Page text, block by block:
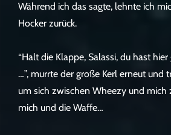
Während ich das sagte, lehnte ich
Hocker zurück.
“Halt die Klappe, Salassi, du hast
…”, murrte der große Kerl erneut und
um sich zwischen Wheezy und mich
mich und die Waffe…